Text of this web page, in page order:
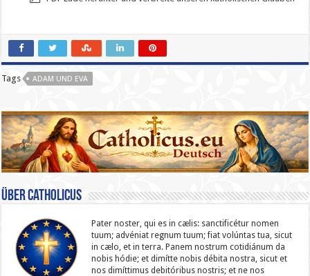
Tags ADAM UND EVA
Über catholicus
Pater noster, qui es in cælis: sanc­ti­ficétur nomen
tuum; advéniat regnum tuum; fiat volúntas tua, sicut
in cælo, et in terra. Panem nostrum cotidiánum da
nobis hódie; et dimítte nobis débita nostra, sicut et
nos dimíttimus debitóribus nostris; et ne nos